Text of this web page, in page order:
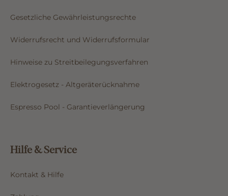
Gesetzliche Gewährleistungsrechte
Widerrufsrecht und Widerrufsformular
Hinweise zu Streitbeilegungsverfahren
Elektrogesetz - Altgeräterücknahme
Espresso Pool - Garantieverlängerung
Hilfe & Service
Kontakt & Hilfe